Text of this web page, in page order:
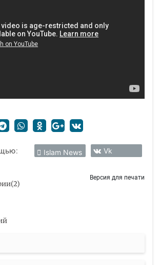
Islam News Vk
(2)
Версия для печати